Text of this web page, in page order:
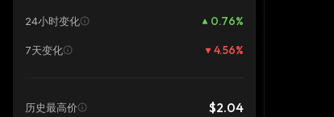
24小时变化 0.76%
7天变化 4.56%
历史最高价 $2.04